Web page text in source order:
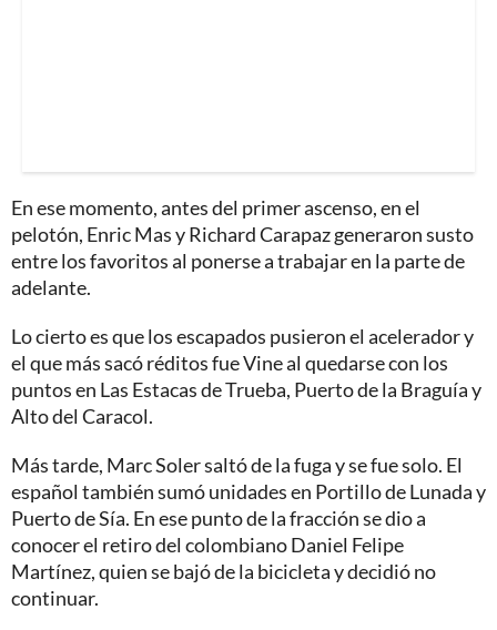
En ese momento, antes del primer ascenso, en el
pelotón, Enric Mas y Richard Carapaz generaron susto
entre los favoritos al ponerse a trabajar en la parte de
adelante.
Lo cierto es que los escapados pusieron el acelerador y
el que más sacó réditos fue Vine al quedarse con los
puntos en Las Estacas de Trueba, Puerto de la Braguía y
Alto del Caracol.
Más tarde, Marc Soler saltó de la fuga y se fue solo. El
español también sumó unidades en Portillo de Lunada y
Puerto de Sía. En ese punto de la fracción se dio a
conocer el retiro del colombiano Daniel Felipe
Martínez, quien se bajó de la bicicleta y decidió no
continuar.